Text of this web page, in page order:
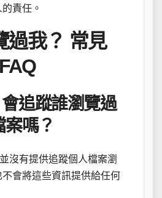
責任。
過我？ 常見
追蹤誰瀏覽過
嗎？
沒有提供追蹤個人檔案瀏
會將這些資訊提供給任何